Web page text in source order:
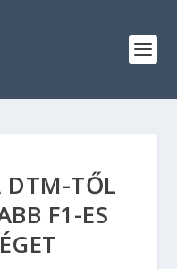
TŐL
F1-ES